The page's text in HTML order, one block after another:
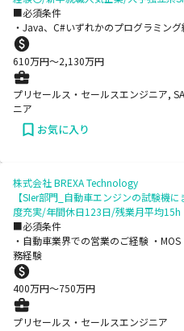
■必須条件
・Java、C#いずれかのプログラミン
610万円〜2,130万円
プリセールス・セールスエンジニア,
ニア
お気に入り
株式会社 BREXA Technology
【SIer部門_自動車エンジンの試験機
度充実/年間休日123日/残業月平均15h
■必須条件
・自動車業界での営業のご経験 ・
務経験
400万円〜750万円
プリセールス・セールスエンジニア